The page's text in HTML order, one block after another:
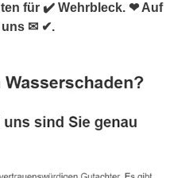
für ✔️ Wehrbleck. ❤ Auf
uns ✉ ✔.